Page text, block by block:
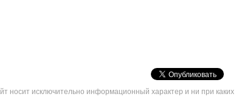
VK
Share
Button
носит исключительно информационный характер и ни при каких